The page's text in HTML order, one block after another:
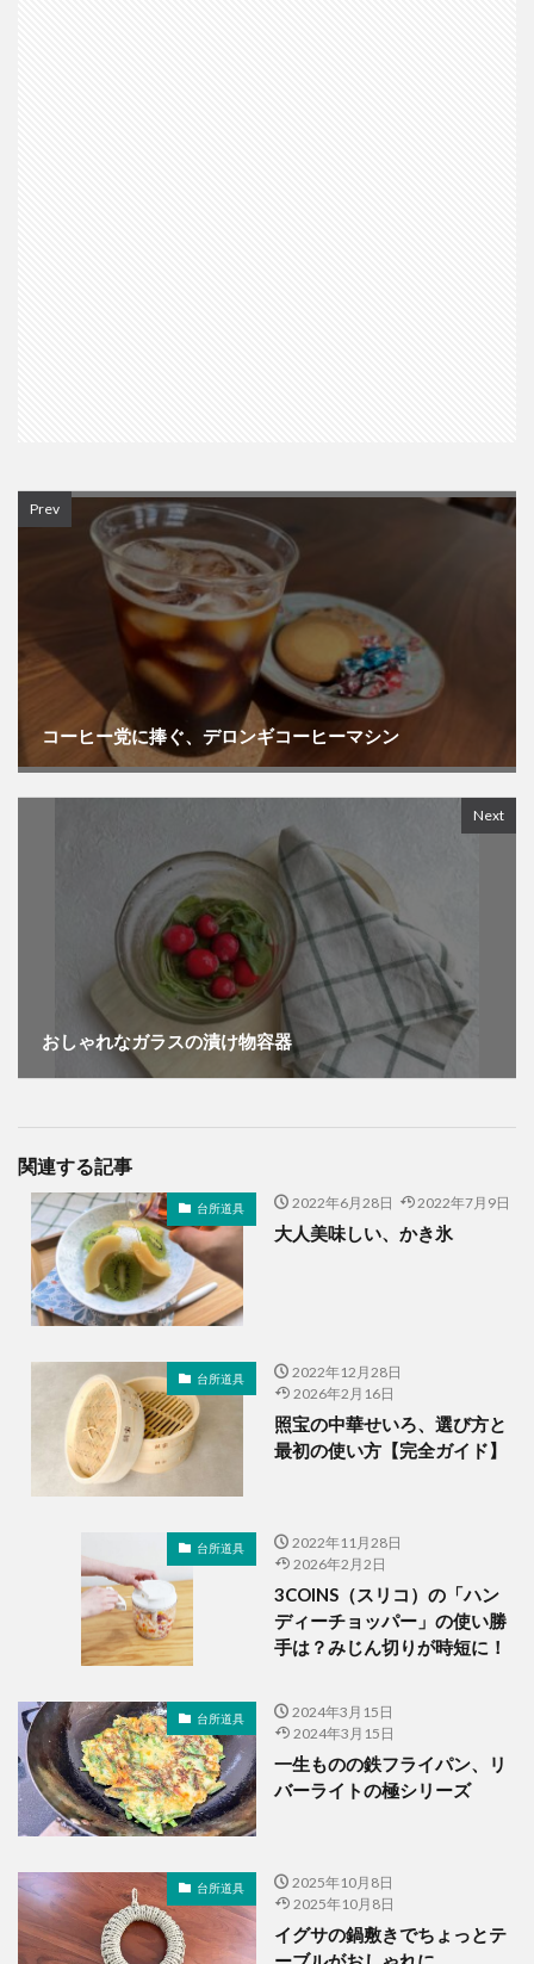
Prev
コーヒー党に捧ぐ、デロンギコーヒーマシン
Next
おしゃれなガラスの漬け物容器
関連する記事
台所道具 2022年6月28日 2022年7月9日
大人美味しい、かき氷
台所道具
2022年12月28日
2026年2月16日
照宝の中華せいろ、選び方と
最初の使い方【完全ガイド】
台所道具
2022年11月28日
2026年2月2日
3COINS（スリコ）の「ハン
ディーチョッパー」の使い勝
手は？みじん切りが時短に！
台所道具
2024年3月15日
2024年3月15日
一生ものの鉄フライパン、リ
バーライトの極シリーズ
台所道具
2025年10月8日
2025年10月8日
イグサの鍋敷きでちょっとテ